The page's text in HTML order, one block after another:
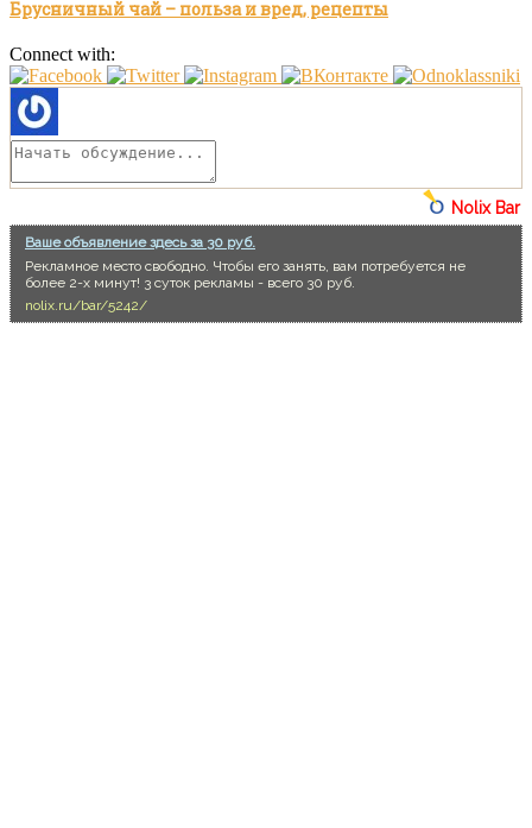
Брусничный чай – польза и вред, рецепты
Connect with:
Nolix Bar
Ваше объявление здесь за 30 руб.
Рекламное место свободно. Чтобы его занять, вам потребуется не
более 2-х минут! 3 суток рекламы - всего 30 руб.
nolix.ru/bar/5242/